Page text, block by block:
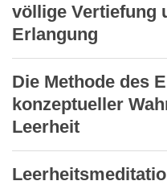
völlige Vertiefung
Erlangung
Die Methode des
konzeptueller
Leerheit